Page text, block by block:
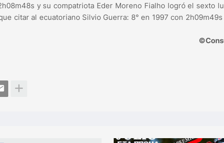
y su compatriota Eder Moreno Fialho logró el sexto
citar al ecuatoriano Silvio Guerra: 8° en 1997 con 2h09m49s